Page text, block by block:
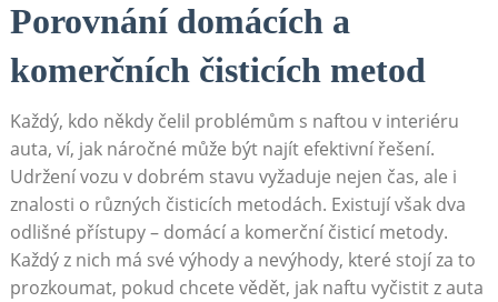
Porovnání domácích a
komerčních čisticích metod
Každý, kdo někdy čelil problémům s naftou v interiéru
auta, ví, jak náročné může být najít efektivní řešení.
Udržení vozu v dobrém stavu vyžaduje nejen čas, ale i
znalosti o různých čisticích metodách. Existují však dva
odlišné přístupy – domácí a komerční čisticí metody.
Každý z nich má své výhody a nevýhody, které stojí za to
prozkoumat, pokud chcete vědět, jak naftu vyčistit z auta